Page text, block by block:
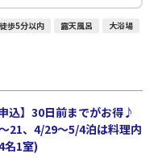
歩5分以内 露天風呂 大浴場
】30日前までがお得♪
、4/29～5/4泊は料理内
名1室)